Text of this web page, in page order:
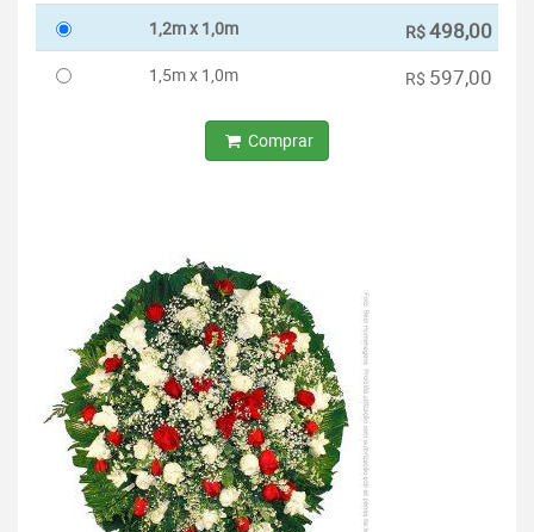
1,2m x 1,0m R$498,00
1,5m x 1,0m R$ 597,00
Comprar